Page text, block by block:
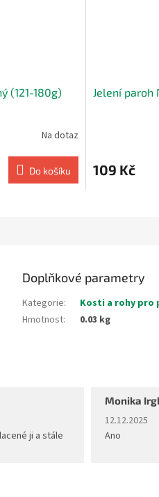
(121-180g)
Na dotaz
Do košíku
Jelení paroh
109 Kč
Doplňkové parametry
Kategorie:
Kosti a rohy pro
Hmotnost: 0.03 kg
z 5 hvězdiček.
ji a stále
Monika
Hodnocení
12.12.2025
Ano